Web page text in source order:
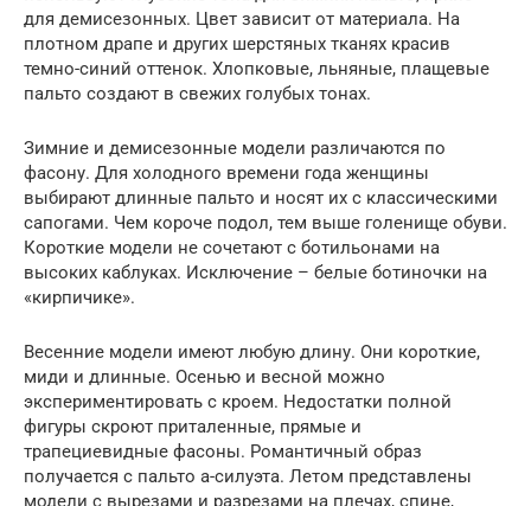
для демисезонных. Цвет зависит от материала. На
плотном драпе и других шерстяных тканях красив
темно-синий оттенок. Хлопковые, льняные, плащевые
пальто создают в свежих голубых тонах.
Зимние и демисезонные модели различаются по
фасону. Для холодного времени года женщины
выбирают длинные пальто и носят их с классическими
сапогами. Чем короче подол, тем выше голенище обуви.
Короткие модели не сочетают с ботильонами на
высоких каблуках. Исключение – белые ботиночки на
«кирпичике».
Весенние модели имеют любую длину. Они короткие,
миди и длинные. Осенью и весной можно
экспериментировать с кроем. Недостатки полной
фигуры скроют приталенные, прямые и
трапециевидные фасоны. Романтичный образ
получается с пальто а-силуэта. Летом представлены
модели с вырезами и разрезами на плечах, спине,